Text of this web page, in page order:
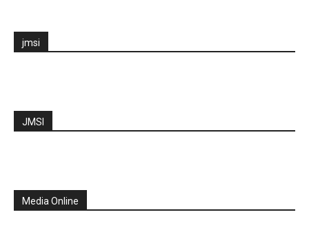
jmsi
JMSI
Media Online